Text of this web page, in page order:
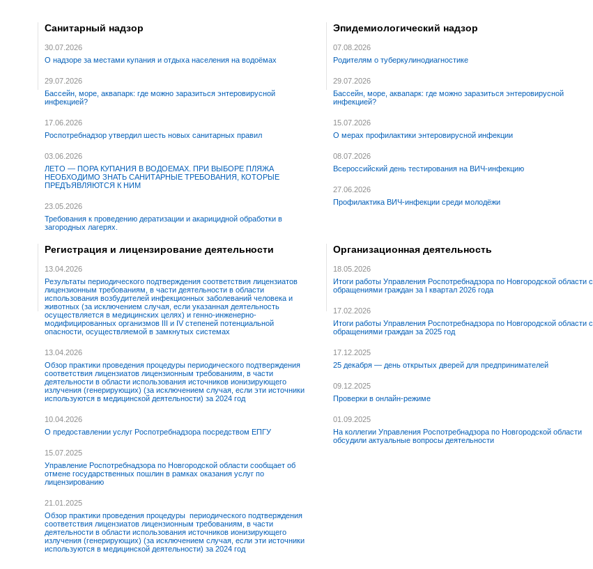
Санитарный надзор
30.07.2026
О надзоре за местами купания и отдыха населения на водоёмах
29.07.2026
Бассейн, море, аквапарк: где можно заразиться энтеровирусной
инфекцией?
17.06.2026
Роспотребнадзор утвердил шесть новых санитарных правил
03.06.2026
ЛЕТО — ПОРА КУПАНИЯ В ВОДОЕМАХ. ПРИ ВЫБОРЕ ПЛЯЖА
НЕОБХОДИМО ЗНАТЬ САНИТАРНЫЕ ТРЕБОВАНИЯ, КОТОРЫЕ
ПРЕДЪЯВЛЯЮТСЯ К НИМ
23.05.2026
Требования к проведению дератизации и акарицидной обработки в
загородных лагерях.
Эпидемиологический надзор
07.08.2026
Родителям о туберкулинодиагностике
29.07.2026
Бассейн, море, аквапарк: где можно заразиться энтеровирусной
инфекцией?
15.07.2026
О мерах профилактики энтеровирусной инфекции
08.07.2026
Всероссийский день тестирования на ВИЧ-инфекцию
27.06.2026
Профилактика ВИЧ-инфекции среди молодёжи
Регистрация и лицензирование деятельности
13.04.2026
Результаты периодического подтверждения соответствия лицензиатов
лицензионным требованиям, в части деятельности в области
использования возбудителей инфекционных заболеваний человека и
животных (за исключением случая, если указанная деятельность
осуществляется в медицинских целях) и генно-инженерно-
модифицированных организмов III и IV степеней потенциальной
опасности, осуществляемой в замкнутых системах
13.04.2026
Обзор практики проведения процедуры периодического подтверждения
соответствия лицензиатов лицензионным требованиям, в части
деятельности в области использования источников ионизирующего
излучения (генерирующих) (за исключением случая, если эти источники
используются в медицинской деятельности) за 2024 год
10.04.2026
О предоставлении услуг Роспотребнадзора посредством ЕПГУ
15.07.2025
Управление Роспотребнадзора по Новгородской области сообщает об
отмене государственных пошлин в рамках оказания услуг по
лицензированию
21.01.2025
Обзор практики проведения процедуры периодического подтверждения
соответствия лицензиатов лицензионным требованиям, в части
деятельности в области использования источников ионизирующего
излучения (генерирующих) (за исключением случая, если эти источники
используются в медицинской деятельности) за 2024 год
Организационная деятельность
18.05.2026
Итоги работы Управления Роспотребнадзора по Новгородской области с
обращениями граждан за I квартал 2026 года
17.02.2026
Итоги работы Управления Роспотребнадзора по Новгородской области с
обращениями граждан за 2025 год
17.12.2025
25 декабря — день открытых дверей для предпринимателей
09.12.2025
Проверки в онлайн-режиме
01.09.2025
На коллегии Управления Роспотребнадзора по Новгородской области
обсудили актуальные вопросы деятельности